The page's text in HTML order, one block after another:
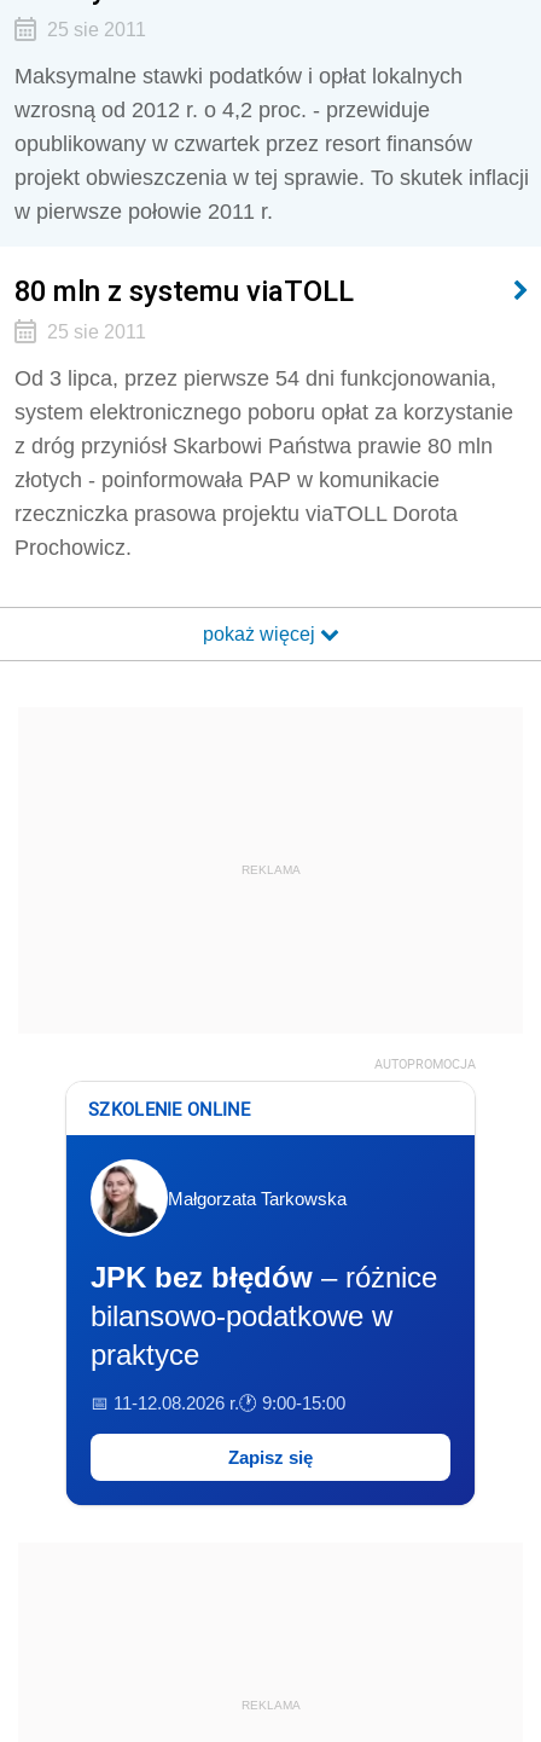
25 sie 2011
Maksymalne stawki podatków i opłat lokalnych
wzrosną od 2012 r. o 4,2 proc. - przewiduje
opublikowany w czwartek przez resort finansów
projekt obwieszczenia w tej sprawie. To skutek inflacji
w pierwsze połowie 2011 r.
80 mln z systemu viaTOLL
25 sie 2011
Od 3 lipca, przez pierwsze 54 dni funkcjonowania,
system elektronicznego poboru opłat za korzystanie
z dróg przyniósł Skarbowi Państwa prawie 80 mln
złotych - poinformowała PAP w komunikacie
rzeczniczka prasowa projektu viaTOLL Dorota
Prochowicz.
pokaż więcej
REKLAMA
AUTOPROMOCJA
SZKOLENIE ONLINE
Małgorzata Tarkowska
JPK bez błędów – różnice
bilansowo-podatkowe w
praktyce
📅 11-12.08.2026 r.🕐 9:00-15:00
Zapisz się
REKLAMA